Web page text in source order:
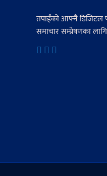
तपाईंको आफ्नै डिजिटल
समाचार सम्प्रेषणका